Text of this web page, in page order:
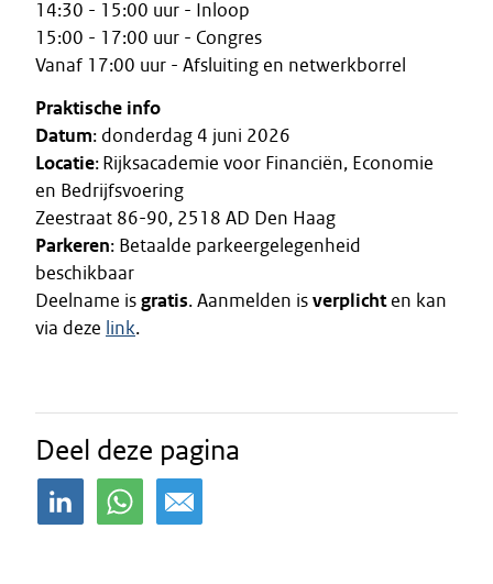
14:30 - 15:00 uur - Inloop
15:00 - 17:00 uur - Congres
Vanaf 17:00 uur - Afsluiting en netwerkborrel
Praktische info
Datum: donderdag 4 juni 2026
Locatie: Rijksacademie voor Financiën, Economie
en Bedrijfsvoering
Zeestraat 86-90, 2518 AD Den Haag
Parkeren: Betaalde parkeergelegenheid
beschikbaar
Deelname isgratis. Aanmelden isverplichten kan
via deze link.
Deel deze pagina